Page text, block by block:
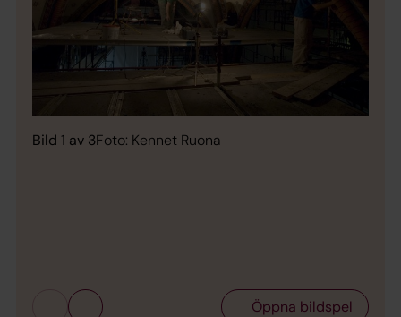
Bild 1 av 3Foto: Kennet Ruona
Öppna bildspel